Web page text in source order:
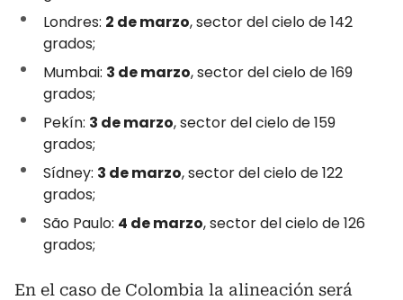
Londres: 2 de marzo, sector del cielo de 142
grados;
Mumbai: 3 de marzo, sector del cielo de 169
grados;
Pekín: 3 de marzo, sector del cielo de 159
grados;
Sídney: 3 de marzo, sector del cielo de 122
grados;
São Paulo: 4 de marzo, sector del cielo de 126
grados;
En el caso de Colombia la alineación será